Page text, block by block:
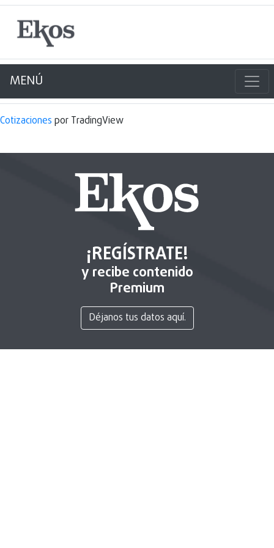
MENÚ
Cotizaciones por TradingView
¡REGÍSTRATE!
y recibe contenido
Premium
Déjanos tus datos aquí.